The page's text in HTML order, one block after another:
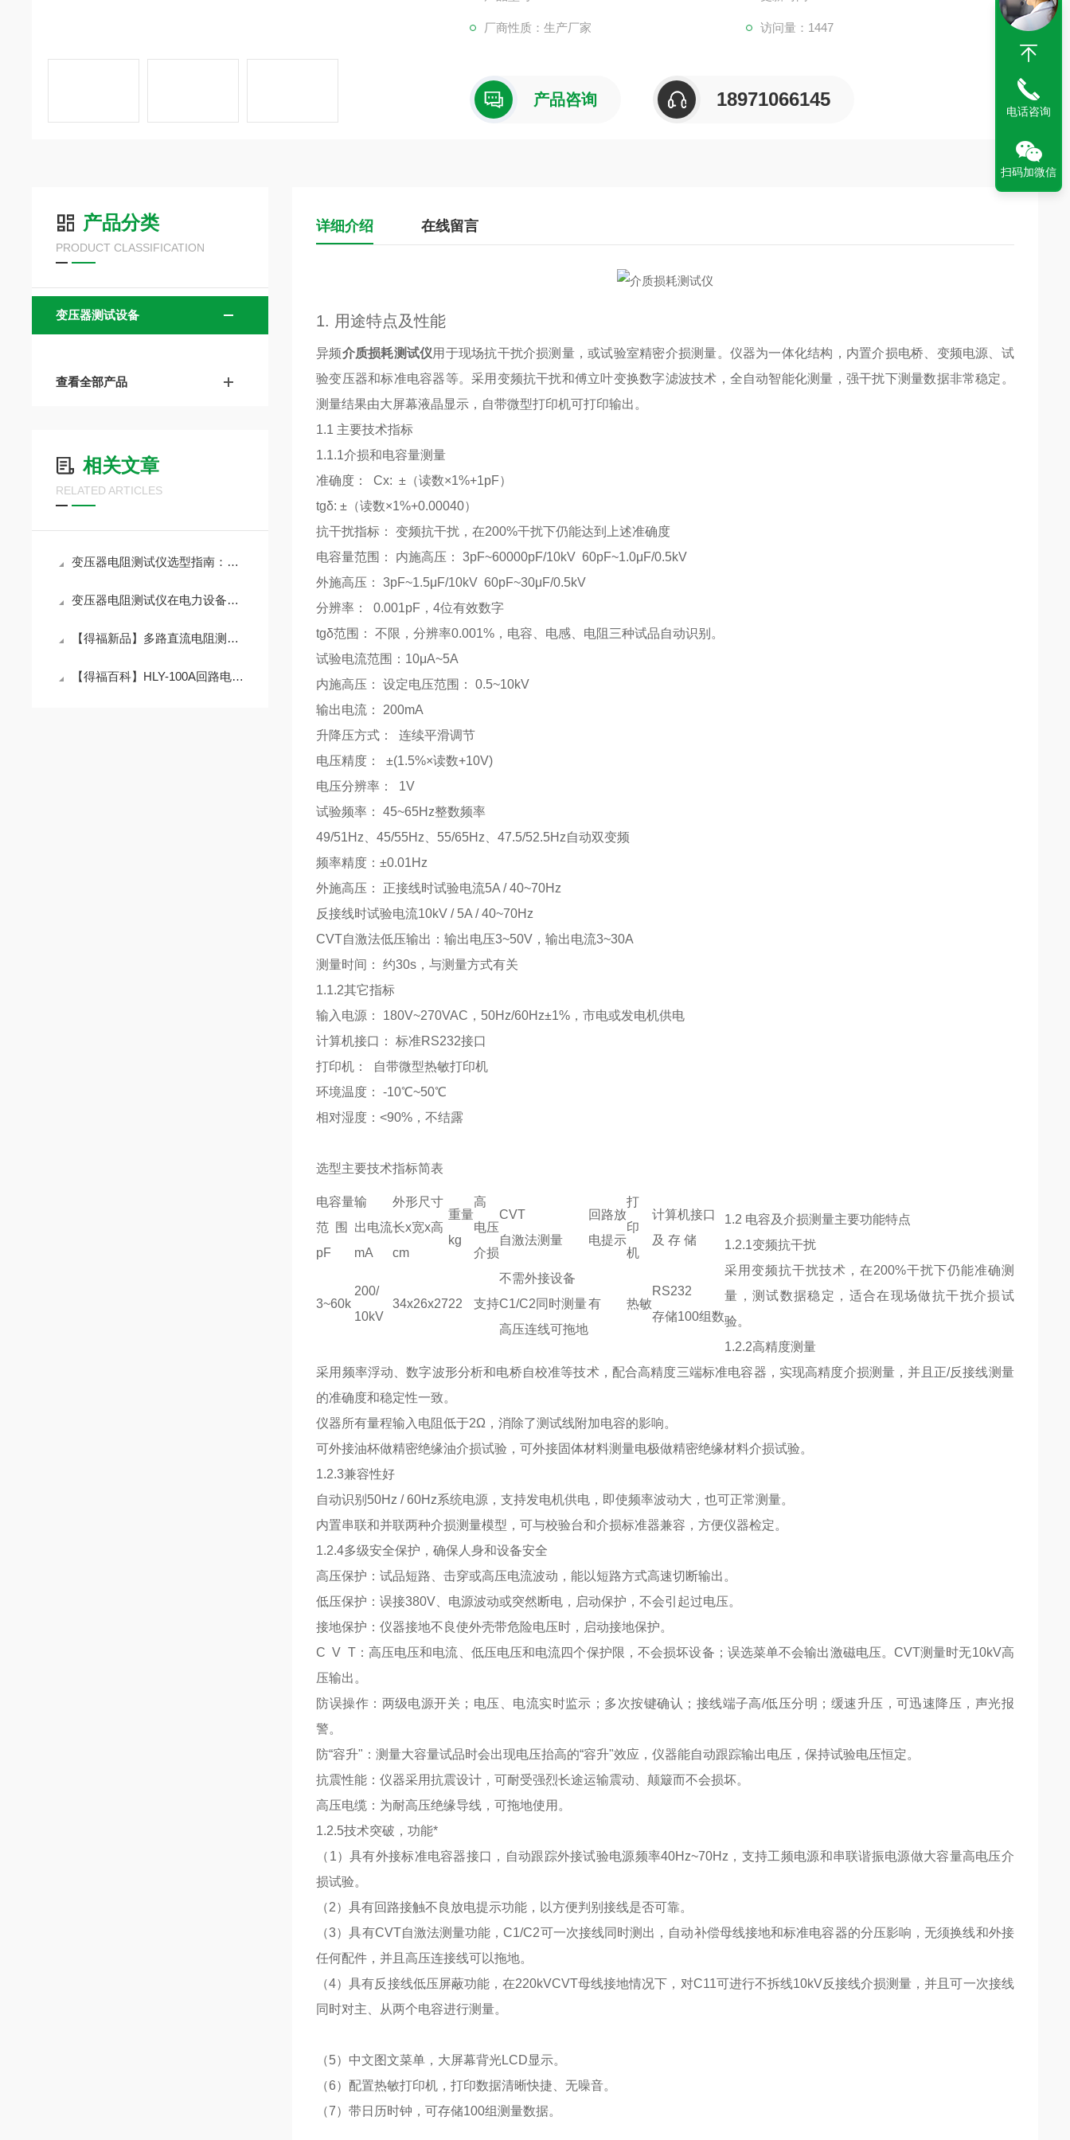
厂商性质：生产厂家 访问量：1447
产品咨询 18971066145
产品分类
PRODUCT CLASSIFICATION
变压器测试设备
查看全部产品
相关文章
RELATED ARTICLES
变压器电阻测试仪选型指南：精度、量程与功能需求分析
变压器电阻测试仪在电力设备检测中的应用
【得福新品】多路直流电阻测试仪-销往杭州/上海/武汉等全国各地
【得福百科】HLY-100A回路电阻测试仪-2026新品供应杭州、上海、武汉等全国各地
详细介绍 在线留言
1. 用途特点及性能
异频介质损耗测试仪用于现场抗干扰介损测量，或试验室精密介损测量。仪器为一体化结构，内置介损电桥、变频电源、试
验变压器和标准电容器等。采用变频抗干扰和傅立叶变换数字滤波技术，全自动智能化测量，强干扰下测量数据非常稳定。
测量结果由大屏幕液晶显示，自带微型打印机可打印输出。
1.1 主要技术指标
1.1.1介损和电容量测量
准确度： Cx: ±（读数×1%+1pF）
tgδ: ±（读数×1%+0.00040）
抗干扰指标： 变频抗干扰，在200%干扰下仍能达到上述准确度
电容量范围： 内施高压： 3pF~60000pF/10kV 60pF~1.0μF/0.5kV
外施高压： 3pF~1.5μF/10kV 60pF~30μF/0.5kV
分辨率： 0.001pF，4位有效数字
tgδ范围： 不限，分辨率0.001%，电容、电感、电阻三种试品自动识别。
试验电流范围：10μA~5A
内施高压： 设定电压范围： 0.5~10kV
输出电流： 200mA
升降压方式： 连续平滑调节
电压精度： ±(1.5%×读数+10V)
电压分辨率： 1V
试验频率： 45~65Hz整数频率
49/51Hz、45/55Hz、55/65Hz、47.5/52.5Hz自动双变频
频率精度：±0.01Hz
外施高压： 正接线时试验电流5A / 40~70Hz
反接线时试验电流10kV / 5A / 40~70Hz
CVT自激法低压输出：输出电压3~50V，输出电流3~30A
测量时间： 约30s，与测量方式有关
1.1.2其它指标
输入电源： 180V~270VAC，50Hz/60Hz±1%，市电或发电机供电
计算机接口： 标准RS232接口
打印机： 自带微型热敏打印机
环境温度： -10℃~50℃
相对湿度：<90%，不结露
选型主要技术指标简表
电容量
范 围
pF
输
出电流
mA
外形尺寸
长x宽x高
cm
重量
kg
高
电压
介损
CVT
自激法测量
回路放
电提示
打
印
机
计算机接口
及 存 储
3~60k
200/
10kV
34x26x2722 支持
不需外接设备
C1/C2同时测量
高压连线可拖地
有 热敏
RS232
存储100组数
1.2 电容及介损测量主要功能特点
1.2.1变频抗干扰
采用变频抗干扰技术，在200%干扰下仍能准确测
量，测试数据稳定，适合在现场做抗干扰介损试
验。
1.2.2高精度测量
采用频率浮动、数字波形分析和电桥自校准等技术，配合高精度三端标准电容器，实现高精度介损测量，并且正/反接线测量
的准确度和稳定性一致。
仪器所有量程输入电阻低于2Ω，消除了测试线附加电容的影响。
可外接油杯做精密绝缘油介损试验，可外接固体材料测量电极做精密绝缘材料介损试验。
1.2.3兼容性好
自动识别50Hz / 60Hz系统电源，支持发电机供电，即使频率波动大，也可正常测量。
内置串联和并联两种介损测量模型，可与校验台和介损标准器兼容，方便仪器检定。
1.2.4多级安全保护，确保人身和设备安全
高压保护：试品短路、击穿或高压电流波动，能以短路方式高速切断输出。
低压保护：误接380V、电源波动或突然断电，启动保护，不会引起过电压。
接地保护：仪器接地不良使外壳带危险电压时，启动接地保护。
C V T：高压电压和电流、低压电压和电流四个保护限，不会损坏设备；误选菜单不会输出激磁电压。CVT测量时无10kV高
压输出。
防误操作：两级电源开关；电压、电流实时监示；多次按键确认；接线端子高/低压分明；缓速升压，可迅速降压，声光报
警。
防“容升"：测量大容量试品时会出现电压抬高的“容升"效应，仪器能自动跟踪输出电压，保持试验电压恒定。
抗震性能：仪器采用抗震设计，可耐受强烈长途运输震动、颠簸而不会损坏。
高压电缆：为耐高压绝缘导线，可拖地使用。
1.2.5技术突破，功能*
（1）具有外接标准电容器接口，自动跟踪外接试验电源频率40Hz~70Hz，支持工频电源和串联谐振电源做大容量高电压介
损试验。
（2）具有回路接触不良放电提示功能，以方便判别接线是否可靠。
（3）具有CVT自激法测量功能，C1/C2可一次接线同时测出，自动补偿母线接地和标准电容器的分压影响，无须换线和外接
任何配件，并且高压连接线可以拖地。
（4）具有反接线低压屏蔽功能，在220kVCVT母线接地情况下，对C11可进行不拆线10kV反接线介损测量，并且可一次接线
同时对主、从两个电容进行测量。
（5）中文图文菜单，大屏幕背光LCD显示。
（6）配置热敏打印机，打印数据清晰快捷、无噪音。
（7）带日历时钟，可存储100组测量数据。
电话咨询
扫码加微信